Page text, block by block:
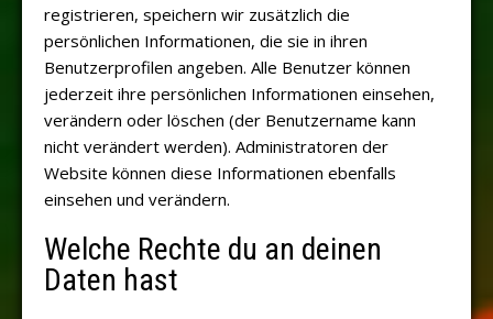
registrieren, speichern wir zusätzlich die
persönlichen Informationen, die sie in ihren
Benutzerprofilen angeben. Alle Benutzer können
jederzeit ihre persönlichen Informationen einsehen,
verändern oder löschen (der Benutzername kann
nicht verändert werden). Administratoren der
Website können diese Informationen ebenfalls
einsehen und verändern.
Welche Rechte du an deinen
Daten hast